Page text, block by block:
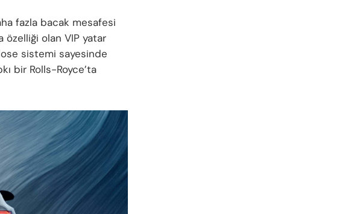
fazla bacak mesafesi
özelliği olan VIP yatar
sistemi sayesinde
bir Rolls-Royce’ta